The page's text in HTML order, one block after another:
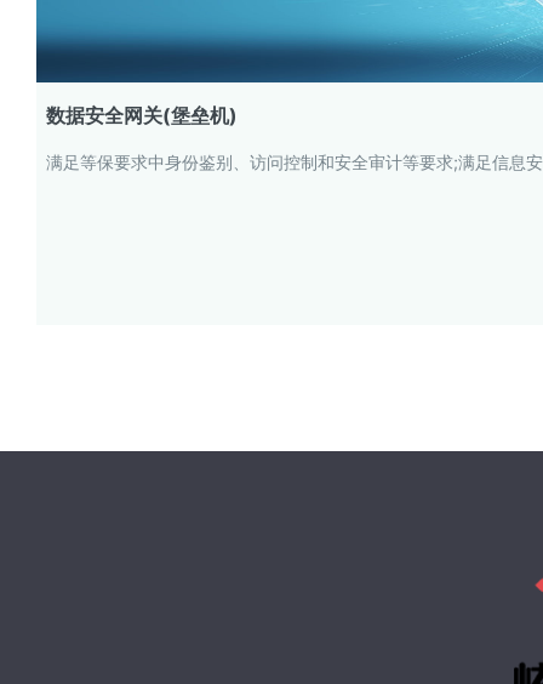
数据安全网关(堡垒机)
满足等保要求中身份鉴别、访问控制和安全审计等要求;满足信息